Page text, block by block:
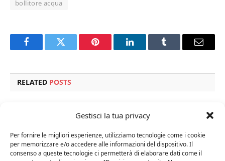
Gestisci la tua privacy
Per fornire le migliori esperienze, utilizziamo tecnologie come i cookie
per memorizzare e/o accedere alle informazioni del dispositivo. Il
consenso a queste tecnologie ci permetterà di elaborare dati come il
bollitore acqua
FacebookTwitter Pinterest LinkedInTumblr Email
RELATED POSTS